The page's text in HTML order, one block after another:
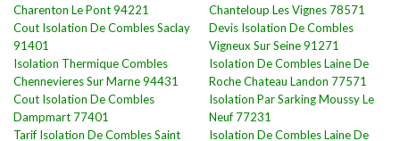
Charenton Le Pont 94221
Cout Isolation De Combles Saclay
91401
Isolation Thermique Combles
Chennevieres Sur Marne 94431
Cout Isolation De Combles
Dampmart 77401
Tarif Isolation De Combles Saint
Chanteloup Les Vignes 78571
Devis Isolation De Combles
Vigneux Sur Seine 91271
Isolation De Combles Laine De
Roche Chateau Landon 77571
Isolation Par Sarking Moussy Le
Neuf 77231
Isolation De Combles Laine De